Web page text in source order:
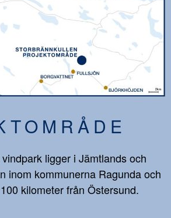
ligger i Jämtlands och
inom kommunerna Ragunda och
kilometer från Östersund.